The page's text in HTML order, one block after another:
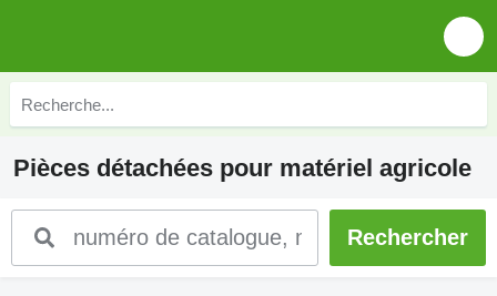
Pièces détachées pour matériel agricole